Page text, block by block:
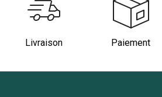
Livraison Paiement